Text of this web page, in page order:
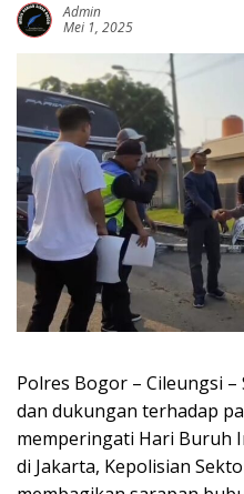
Admin
Mei 1, 2025
Polres Bogor – Cileungsi
dan dukungan terhadap
memperingati Hari Buruh
di Jakarta, Kepolisian